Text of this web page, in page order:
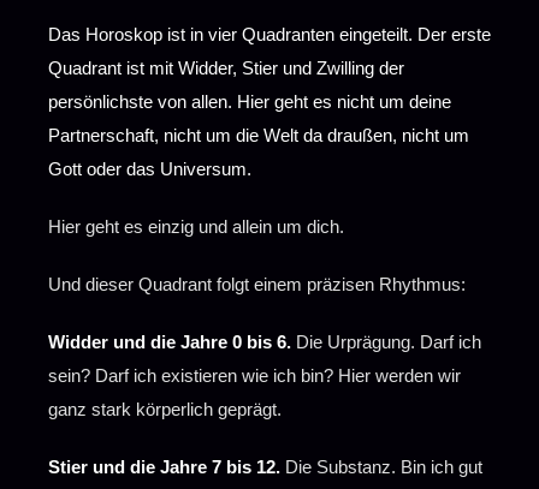
Das Horoskop ist in vier Quadranten eingeteilt. Der erste
Quadrant ist mit Widder, Stier und Zwilling der
persönlichste von allen. Hier geht es nicht um deine
Partnerschaft, nicht um die Welt da draußen, nicht um
Gott oder das Universum.
Hier geht es einzig und allein um dich.
Und dieser Quadrant folgt einem präzisen Rhythmus:
Widder und die Jahre 0 bis 6. Die Urprägung. Darf ich
sein? Darf ich existieren wie ich bin? Hier werden wir
ganz stark körperlich geprägt.
Stier und die Jahre 7 bis 12. Die Substanz. Bin ich gut